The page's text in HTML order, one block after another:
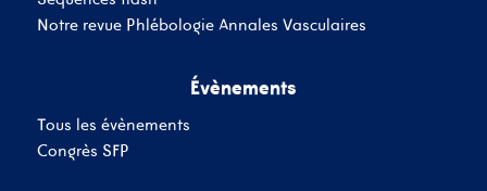
Notre revue Phlébologie Annales Vasculaires
Évènements
Tous les évènements
Congrès SFP
Inscrivez-Vous